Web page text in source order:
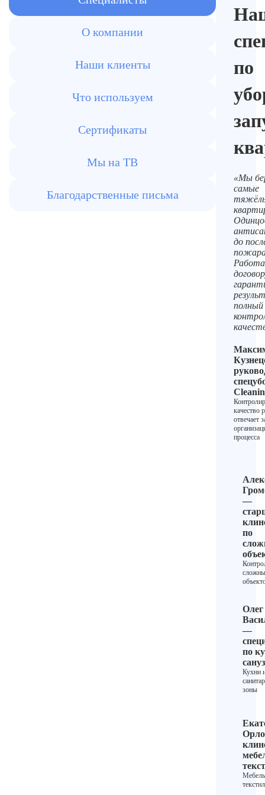
О компании
Наши клиенты
Что используем
Сертификаты
Мы на ТВ
Благодарственные письма
по
«Мы
самые
до
полный
качество
отвечает
процесса
—
по
Олег
—
по
Кухни
зоны